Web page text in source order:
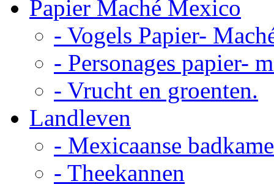
Papier Maché Mexico
- Vogels Papier-
- Personages papier-
- Vrucht en groenten.
Landleven
- Mexicaanse
- Theekannen